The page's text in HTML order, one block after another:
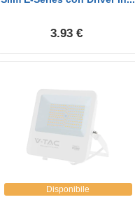
3.93 €
Disponibile